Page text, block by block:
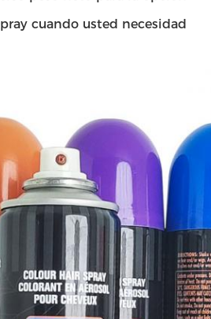
cuando usted necesidad